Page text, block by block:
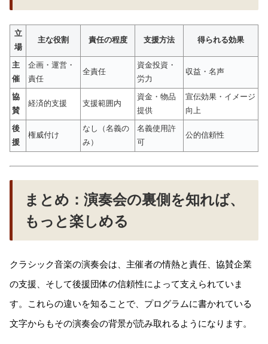
立
場
主な役割 責任の程度 支援方法 得られる効果
主
催
企画・運営・
責任
全責任
資金投資・
労力
収益・名声
協
賛
経済的支援 支援範囲内
資金・物品
提供
宣伝効果・イメージ
向上
後
援
権威付け
なし（名義の
み）
名義使用許
可
公的信頼性
まとめ：演奏会の裏側を知れば、
もっと楽しめる
クラシック音楽の演奏会は、主催者の情熱と責任、協賛企業
の支援、そして後援団体の信頼性によって支えられていま
す。これらの違いを知ることで、プログラムに書かれている
文字からもその演奏会の背景が読み取れるようになります。